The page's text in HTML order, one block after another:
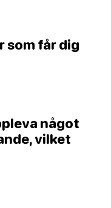
som får dig
något
vilket